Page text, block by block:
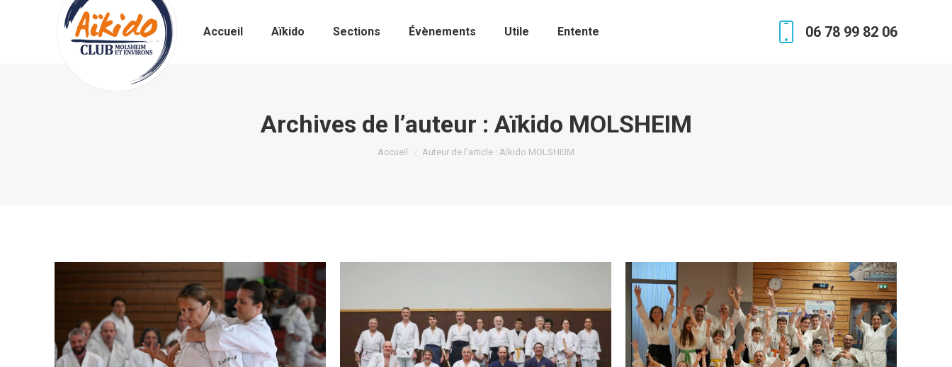
Accueil Aïkido Sections Évènements Utile Entente 06 78 99 82 06
Archives de l’auteur : Aïkido MOLSHEIM
Vous êtes ici :
Accueil Auteur de l’article : Aïkido MOLSHEIM